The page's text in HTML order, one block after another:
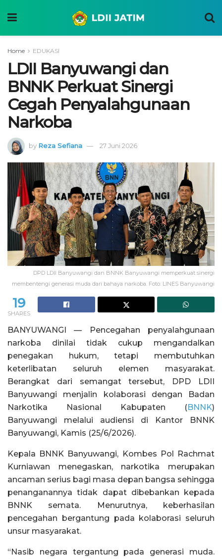
Home EDUKASI
LDII Banyuwangi dan
BNNK Perkuat Sinergi
Cegah Penyalahgunaan
Narkoba
by Reza Sefiana 27 Juni 2026
DPD LDII Banyuwangi dan BNNK Banyuwangi memperkuat sinergi
membentengi generasi muda dari bahaya narkoba. Foto: LINES Banyuwangi
19
SHARES
BANYUWANGI — Pencegahan penyalahgunaan
narkoba dinilai tidak cukup mengandalkan
penegakan hukum, tetapi membutuhkan
keterlibatan seluruh elemen masyarakat.
Berangkat dari semangat tersebut, DPD LDII
Banyuwangi menjalin kolaborasi dengan Badan
Narkotika Nasional Kabupaten (BNNK)
Banyuwangi melalui audiensi di Kantor BNNK
Banyuwangi, Kamis (25/6/2026).
Kepala BNNK Banyuwangi, Kombes Pol Rachmat
Kurniawan menegaskan, narkotika merupakan
ancaman serius bagi masa depan bangsa sehingga
penanganannya tidak dapat dibebankan kepada
BNNK semata. Menurutnya, keberhasilan
pencegahan bergantung pada kolaborasi seluruh
unsur masyarakat.
“Nasib negara tergantung pada generasi muda.